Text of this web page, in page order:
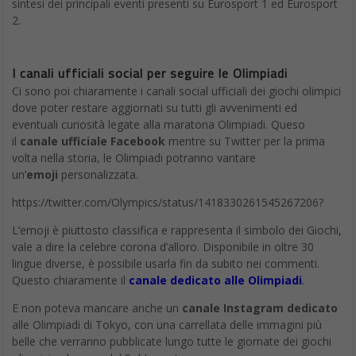
sintesi dei principali eventi presenti su Eurosport 1 ed Eurosport
2.
I canali ufficiali social per seguire le Olimpiadi
Ci sono poi chiaramente i canali social ufficiali dei giochi olimpici
dove poter restare aggiornati su tutti gli avvenimenti ed
eventuali curiosità legate alla maratona Olimpiadi. Queso
il canale ufficiale Facebook mentre su Twitter per la prima
volta nella storia, le Olimpiadi potranno vantare
un’emoji personalizzata.
https://twitter.com/Olympics/status/1418330261545267206?
L’emoji è piuttosto classifica e rappresenta il simbolo dei Giochi,
vale a dire la celebre corona d’alloro. Disponibile in oltre 30
lingue diverse, è possibile usarla fin da subito nei commenti.
Questo chiaramente il canale dedicato alle Olimpiadi.
E non poteva mancare anche un canale Instagram dedicato
alle Olimpiadi di Tokyo, con una carrellata delle immagini più
belle che verranno pubblicate lungo tutte le giornate dei giochi